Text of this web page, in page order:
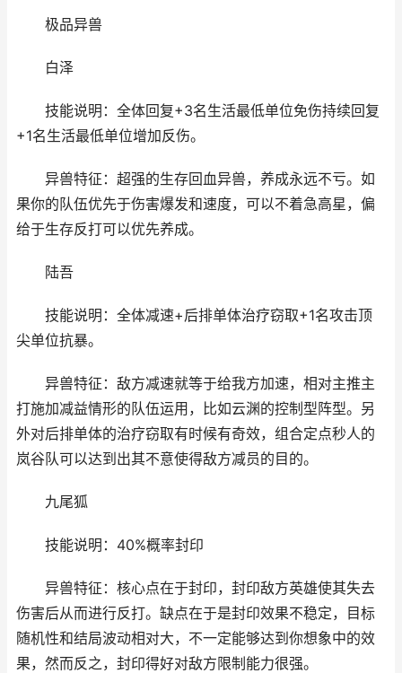
极品异兽
白泽
技能说明：全体回复+3名生活最低单位免伤持续回复
+1名生活最低单位增加反伤。
异兽特征：超强的生存回血异兽，养成永远不亏。如
果你的队伍优先于伤害爆发和速度，可以不着急高星，偏
给于生存反打可以优先养成。
陆吾
技能说明：全体减速+后排单体治疗窃取+1名攻击顶
尖单位抗暴。
异兽特征：敌方减速就等于给我方加速，相对主推主
打施加减益情形的队伍运用，比如云渊的控制型阵型。另
外对后排单体的治疗窃取有时候有奇效，组合定点秒人的
岚谷队可以达到出其不意使得敌方减员的目的。
九尾狐
技能说明：40%概率封印
异兽特征：核心点在于封印，封印敌方英雄使其失去
伤害后从而进行反打。缺点在于是封印效果不稳定，目标
随机性和结局波动相对大，不一定能够达到你想象中的效
果，然而反之，封印得好对敌方限制能力很强。